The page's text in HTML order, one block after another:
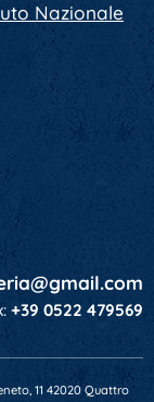
Nazionale
+39 0522 479569
11 42020 Quattro